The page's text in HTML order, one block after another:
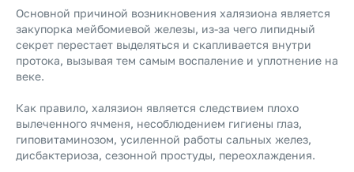
Основной причиной возникновения халязиона является
закупорка мейбомиевой железы, из-за чего липидный
секрет перестает выделяться и скапливается внутри
протока, вызывая тем самым воспаление и уплотнение на
веке.
Как правило, халязион является следствием плохо
вылеченного ячменя, несоблюдением гигиены глаз,
гиповитаминозом, усиленной работы сальных желез,
дисбактериоза, сезонной простуды, переохлаждения.